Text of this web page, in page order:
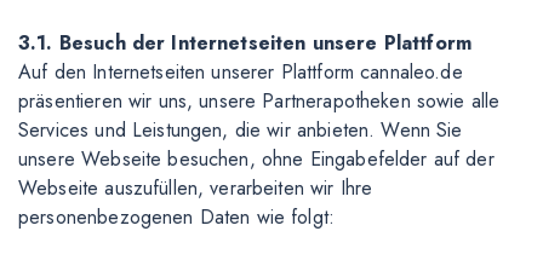
3.1. Besuch der Internetseiten unsere Plattform
Auf den Internetseiten unserer Plattform cannaleo.de
präsentieren wir uns, unsere Partnerapotheken sowie alle
Services und Leistungen, die wir anbieten. Wenn Sie
unsere Webseite besuchen, ohne Eingabefelder auf der
Webseite auszufüllen, verarbeiten wir Ihre
personenbezogenen Daten wie folgt: